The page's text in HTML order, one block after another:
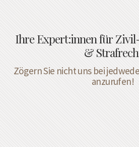
Ihre Expert:innen für
&
Zögern Sie nicht uns bei
anzurufen!